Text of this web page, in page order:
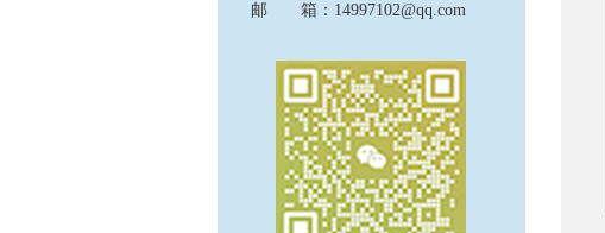
邮 箱：14997102@qq.com